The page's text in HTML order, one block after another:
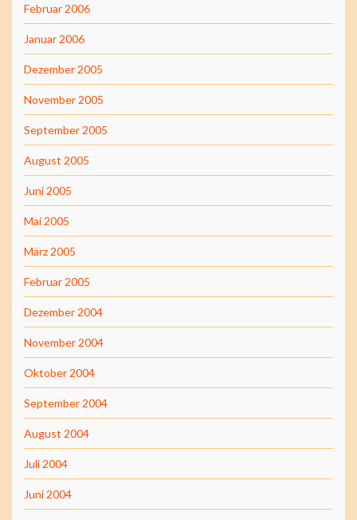
Februar 2006
Januar 2006
Dezember 2005
November 2005
September 2005
August 2005
Juni 2005
Mai 2005
März 2005
Februar 2005
Dezember 2004
November 2004
Oktober 2004
September 2004
August 2004
Juli 2004
Juni 2004